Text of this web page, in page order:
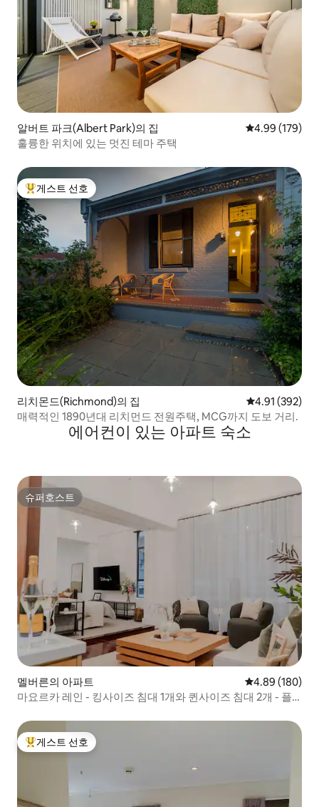
알버트 파크(Albert Park)의 집 평점 4.99점(5
4.99 (179)
훌륭한 위치에 있는 멋진 테마 주택
상위 게스트 선호
게스트 선호
리치몬드(Richmond)의 집 평점 4.91점(5
4.91 (392)
매력적인 1890년대 리치먼드 전원주택, MCG까지 도보 거리.
에어컨이 있는 아파트 숙소
슈퍼호스트
슈퍼호스트
멜버른의 아파트 평점 4.89점(5
4.89 (180)
마요르카 레인 - 킹사이즈 침대 1개와 퀸사이즈 침대 2개 - 플
상위 게스트 선호
게스트 선호